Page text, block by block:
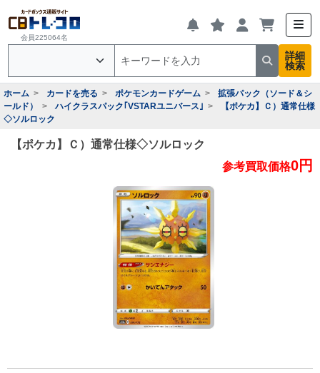
会員225064名
詳細
検索
ホーム カードを売る ポケモンカードゲーム
拡張パック（ソード＆シ
ールド）
ハイクラスパック｢VSTARユニバース｣
【ポケカ】Ｃ）通常仕様
◇ソルロック
【ポケカ】Ｃ）通常仕様◇ソルロック
参考買取価格0円